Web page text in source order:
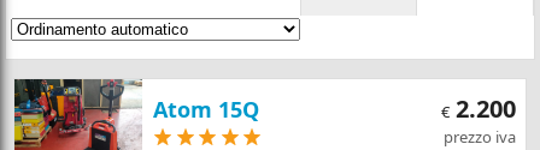
Atom 15Q € 2.200
prezzo iva